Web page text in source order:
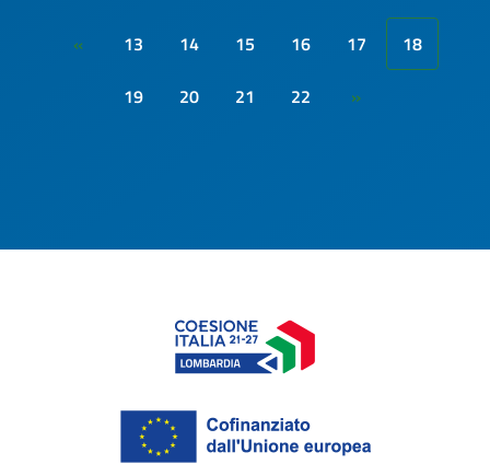
« 13 14 15 16 17
18
19
20 21 22 »